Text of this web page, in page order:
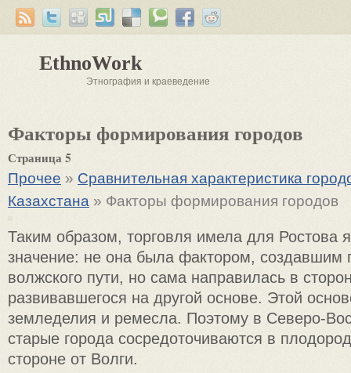
EthnoWork
Этнография и краеведение
Факторы формирования городов
Страница 5
Прочее » Сравнительная характеристика
Казахстана » Факторы формирования городов
Таким образом, торговля имела для Ростова
значение: не она была фактором, создавшим
волжского пути, но сама направилась в
развивавшегося на другой основе. Этой
земледелия и ремесла. Поэтому в Северо-
старые города сосредоточиваются в
стороне от Волги.